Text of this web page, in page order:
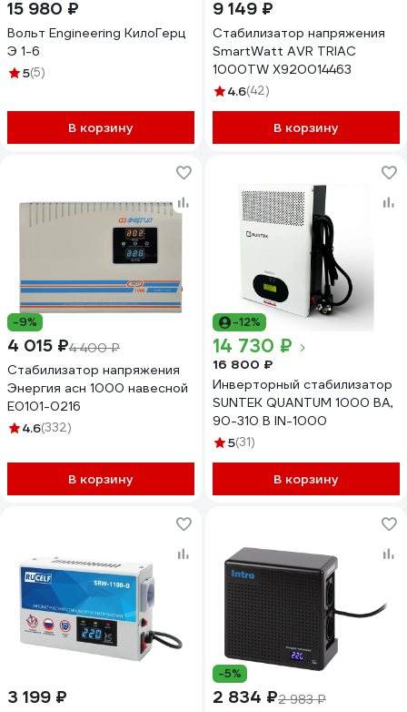
15 980 ₽
Вольт Engineering КилоГерц
Э 1-6
5(5)
В корзину
9 149 ₽
Стабилизатор напряжения
SmartWatt AVR TRIAC
1000TW X920014463
4.6(42)
В корзину
-9%
4 015 ₽4 400 ₽
Стабилизатор напряжения
Энергия асн 1000 навесной
Е0101-0216
4.6(332)
В корзину
-12%
14 730 ₽
16 800 ₽
Инверторный стабилизатор
SUNTEK QUANTUM 1000 ВА,
90-310 В IN-1000
5(31)
В корзину
3 199 ₽
-5%
2 834 ₽2 983 ₽